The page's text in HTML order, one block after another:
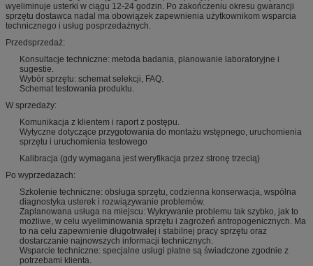
wyeliminuje usterki w ciągu 12-24 godzin. Po zakończeniu okresu gwarancji
sprzętu dostawca nadal ma obowiązek zapewnienia użytkownikom wsparcia
technicznego i usług posprzedażnych.
Przedsprzedaż:
Konsultacje techniczne: metoda badania, planowanie laboratoryjne i
sugestie.
Wybór sprzętu: schemat selekcji, FAQ.
Schemat testowania produktu.
W sprzedaży:
Komunikacja z klientem i raport z postępu.
Wytyczne dotyczące przygotowania do montażu wstępnego, uruchomienia
sprzętu i uruchomienia testowego
Kalibracja (gdy wymagana jest weryfikacja przez stronę trzecią)
Po wyprzedażach:
Szkolenie techniczne: obsługa sprzętu, codzienna konserwacja, wspólna
diagnostyka usterek i rozwiązywanie problemów.
Zaplanowana usługa na miejscu: Wykrywanie problemu tak szybko, jak to
możliwe, w celu wyeliminowania sprzętu i zagrożeń antropogenicznych. Ma
to na celu zapewnienie długotrwałej i stabilnej pracy sprzętu oraz
dostarczanie najnowszych informacji technicznych.
Wsparcie techniczne: specjalne usługi płatne są świadczone zgodnie z
potrzebami klienta.